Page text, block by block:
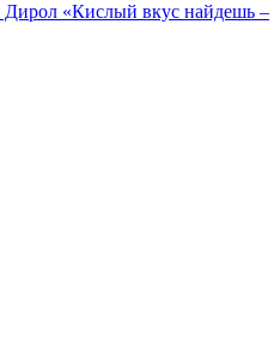
Дирол «Кислый вкус найдешь –